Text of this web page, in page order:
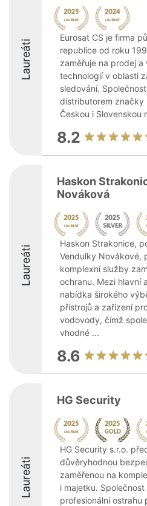
Laureáti
Eurosat CS je firma
republice od roku
zaměřuje na prodej
technologií v oblasti
sledování.
distributorem značky
Českou i Slovenskou
8.2
Laureáti
Haskon
Nováková
Haskon Strakonice,
Vendulky Novákové,
komplexní služby
ochranu. Mezi hlavní
nabídka širokého
přístrojů a zařízení
vodovody, čímž
vhodné ...
8.6
Laureáti
HG Security
HG Security s.r.o.
důvěryhodnou
zaměřenou na
i majetku. Společnost
profesionální ostrahu